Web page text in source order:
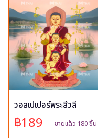
วอลเปเปอร์พระสีวลี
฿189 ขายแล้ว 180 ชิ้น